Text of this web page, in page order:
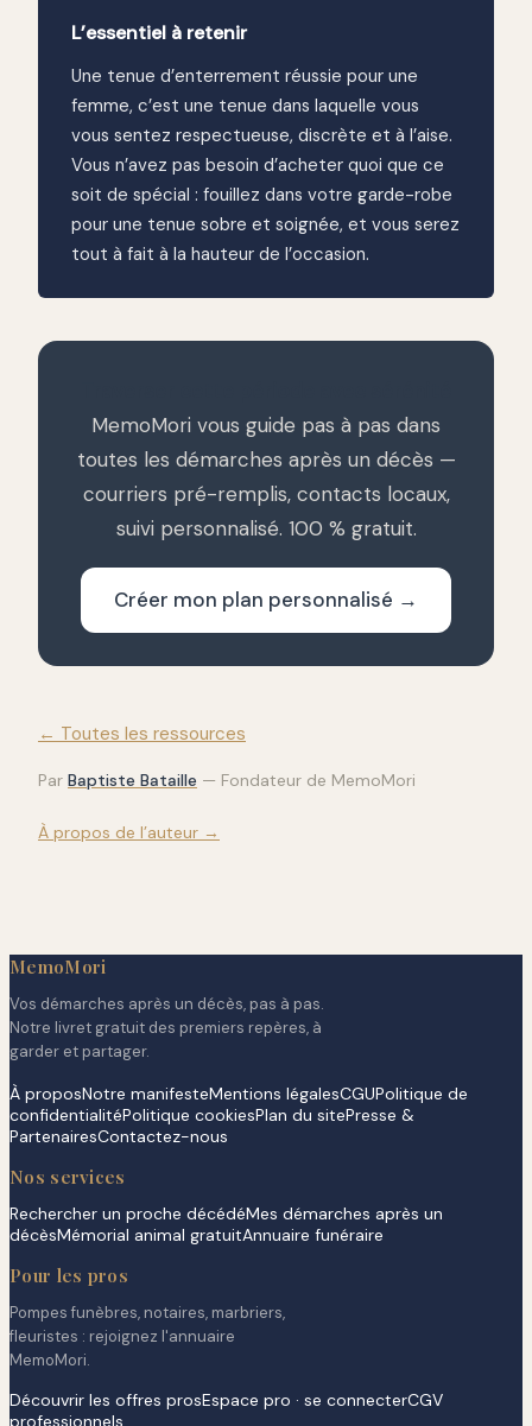
L’essentiel à retenir
Une tenue d’enterrement réussie pour une
femme, c’est une tenue dans laquelle vous
vous sentez respectueuse, discrète et à l’aise.
Vous n’avez pas besoin d’acheter quoi que ce
soit de spécial : fouillez dans votre garde-robe
pour une tenue sobre et soignée, et vous serez
tout à fait à la hauteur de l’occasion.
MemoMori vous guide pas à pas dans
toutes les démarches après un décès —
courriers pré-remplis, contacts locaux,
suivi personnalisé. 100 % gratuit.
Créer mon plan personnalisé →
← Toutes les ressources
Par Baptiste Bataille — Fondateur de MemoMori
À propos de l’auteur →
MemoMori
Vos démarches après un décès, pas à pas.
Notre livret gratuit des premiers repères, à
garder et partager.
À proposNotre manifesteMentions légalesCGUPolitique de
confidentialitéPolitique cookiesPlan du sitePresse &
PartenairesContactez-nous
Nos services
Rechercher un proche décédéMes démarches après un
décèsMémorial animal gratuitAnnuaire funéraire
Pour les pros
Pompes funèbres, notaires, marbriers,
fleuristes : rejoignez l'annuaire
MemoMori.
Découvrir les offres prosEspace pro · se connecterCGV
professionnels